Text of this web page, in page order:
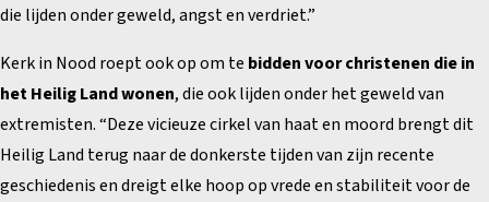
die lijden onder geweld, angst en verdriet.”
Kerk in Nood roept ook op om te bidden voor christenen die in
het Heilig Land wonen, die ook lijden onder het geweld van
extremisten. “Deze vicieuze cirkel van haat en moord brengt dit
Heilig Land terug naar de donkerste tijden van zijn recente
geschiedenis en dreigt elke hoop op vrede en stabiliteit voor de